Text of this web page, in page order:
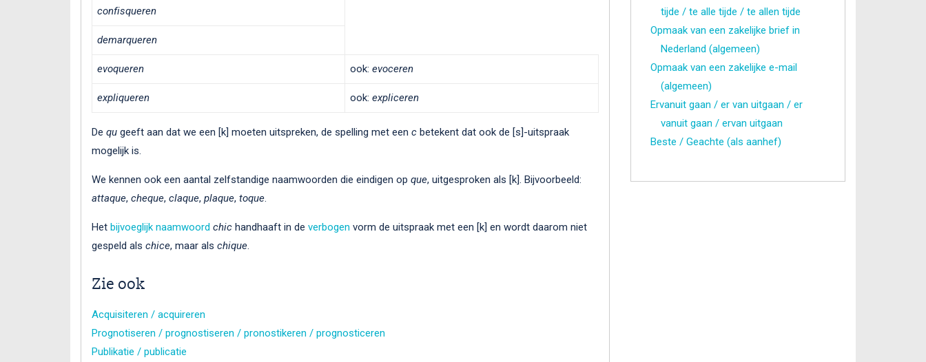
confisqueren
demarqueren
evoqueren ook: evoceren
expliqueren ook: expliceren
De qu geeft aan dat we een [k] moeten uitspreken, de spelling met een c betekent dat ook de [s]-uitspraak
mogelijk is.
We kennen ook een aantal zelfstandige naamwoorden die eindigen op que, uitgesproken als [k]. Bijvoorbeeld:
attaque, cheque, claque, plaque, toque.
Het bijvoeglijk naamwoord chic handhaaft in de verbogen vorm de uitspraak met een [k] en wordt daarom niet
gespeld als chice, maar als chique.
Zie ook
Acquisiteren / acquireren
Prognotiseren / prognostiseren / pronostikeren / prognosticeren
Publikatie / publicatie
tijde / te alle tijde / te allen tijde
Opmaak van een zakelijke brief in
Nederland (algemeen)
Opmaak van een zakelijke e-mail
(algemeen)
Ervanuit gaan / er van uitgaan / er
vanuit gaan / ervan uitgaan
Beste / Geachte (als aanhef)